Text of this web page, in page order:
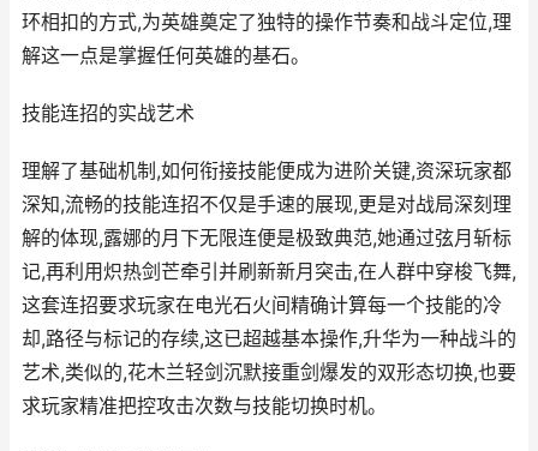
环相扣的方式,为英雄奠定了独特的操作节奏和战斗定位,理
解这一点是掌握任何英雄的基石。
技能连招的实战艺术
理解了基础机制,如何衔接技能便成为进阶关键,资深玩家都
深知,流畅的技能连招不仅是手速的展现,更是对战局深刻理
解的体现,露娜的月下无限连便是极致典范,她通过弦月斩标
记,再利用炽热剑芒牵引并刷新新月突击,在人群中穿梭飞舞,
这套连招要求玩家在电光石火间精确计算每一个技能的冷
却,路径与标记的存续,这已超越基本操作,升华为一种战斗的
艺术,类似的,花木兰轻剑沉默接重剑爆发的双形态切换,也要
求玩家精准把控攻击次数与技能切换时机。